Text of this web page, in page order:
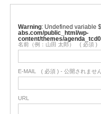
Warning : Undefined variable
abs.com/public_html/wp-
content/themes/
名前（例：山田 太郎） ( 必須 )
E-MAIL ( 必須 ) - 公開されませ
URL